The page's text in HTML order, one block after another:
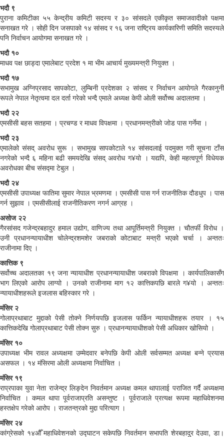
भदौ ९
पुराना कमिटीका ५५ केन्द्रीय कमिटी सदस्य र ३० सांसदले एकीकृत समाजवादीको पक्षमा
सनाखत गरे । सोही दिन जसपाको १४ सांसद र १६ जना राष्ट्रिय कार्यकारिणी समिति सदस्यले
पनि निर्वाचन आयोगमा सनाखत गरे ।
भदौ १०
माधव पक्ष छाड्दा एमालेबाट प्रदेश १ मा भीम आचार्य मुख्यमन्त्री नियुक्त ।
भदौ १७
सभामुख अग्निप्रसाद सापकोटा, लुम्बिनी प्रदेशका २ सांसद र निर्वाचन आयोगले गैरकानुनी
रूपले नेपाल नेतृत्वमा दल दर्ता गरेको भन्दै एमाले अध्यक्ष केपी ओली सर्वोच्च अदालतमा ।
भदौ २२
एमसीसी बहस सतहमा । प्रचण्ड र माधव विपक्षमा । प्रधानमन्त्रीको जोड पास गर्नेमा ।
भदौ २३
एमालेको संसद् अवरोध सुरू । सभामुख सापकोटाले १४ सांसदलाई पदमुक्त गरी सूचना टाँस
नगरेको भन्दै ६ महिना बढी समयदेखि संसद् अवरोध ग¥यो । यद्यपि, केही महत्वपूर्ण विधेयक
अवरोधका बीच संसद्मा टेबुल ।
भदौ २४
एमसीसी उपाध्यक्ष फातिमा सुमार नेपाल भ्रमणमा । एमसीसी पास गर्न राजनीतिक दौडधुप । पास
गर्न सुझाव । एमसीसीलाई राजनीतिकरण नगर्न आग्रह ।
असोज २२
गैरसांसद गजेन्द्रबहादुर हमाल उद्योग, वाणिज्य तथा आपूर्तिमन्त्री नियुक्त । चौतर्फी विरोध ।
उनी प्रधानन्यायाधीश चोलेन्द्रशमशेर जबराको कोटाबाट मन्त्री भएको चर्चा । अन्ततः
राजीनामा दिए ।
कात्तिक ९
सर्वोच्च अदालतका १९ जना न्यायाधीश प्रधानन्यायाधीश जबराको विपक्षमा । कार्यपालिकासँग
भाग लिएको आरोप लाग्यो । उनको राजीनामा माग १२ कात्तिकपछि बारले ग¥यो । अन्ततः
न्यायाधीशहरूले इजलास बहिस्कार गरे ।
मंसिर २
गोलाप्रथाबाट मुद्दाको पेसी तोक्ने निर्णयपछि इजलास फर्किन न्यायाधीशहरू तयार । १५
कात्तिकदेखि गोलाप्रथाबाट पेसी तोक्न सुरु । प्रधानन्यायाधीशको पेसी अधिकार खोसियो ।
मंसिर १०
उपाध्यक्ष भीम रावल अध्यक्षमा उम्मेदवार बनेपछि केपी ओली सर्वसम्मत अध्यक्ष बन्ने प्रयास
असफल । १४ मंसिरमा ओली अध्यक्षमा निर्वाचित ।
मंसिर १९
राप्रपाका युवा नेता राजेन्द्र लिङ्देन निवर्तमान अध्यक्ष कमल थापालाई पराजित गर्दै अध्यक्षमा
निर्वाचित । कमल थापा पूर्वराजाप्रति असन्तुष्ट । पूर्वराजाले प्रत्यक्ष रूपमा महाधिवेशनमा
हस्तक्षेप गरेको आरोप । राजतन्त्रको मुद्दा परित्याग ।
मंसिर २४
कांग्रेसको १४औँ महाधिवेशनको उद्घाटन सकेपछि निवर्तमान सभापति शेरबहादुर देउवा, डा।